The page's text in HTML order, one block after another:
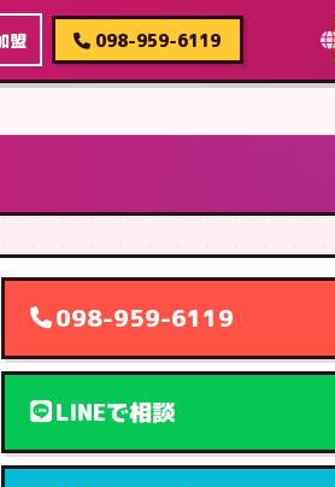
盟 098-959-6119
098-959-6119
LINEで相談